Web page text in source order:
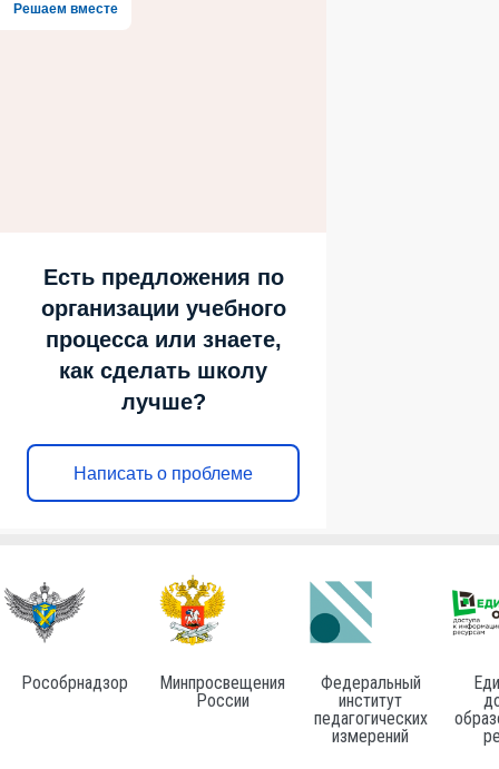
Решаем вместе
Есть предложения по
организации учебного
процесса или знаете,
как сделать школу
лучше?
Написать о проблеме
Рособрнадзор
Минпросвещения
России
Федеральный
институт
педагогических
измерений